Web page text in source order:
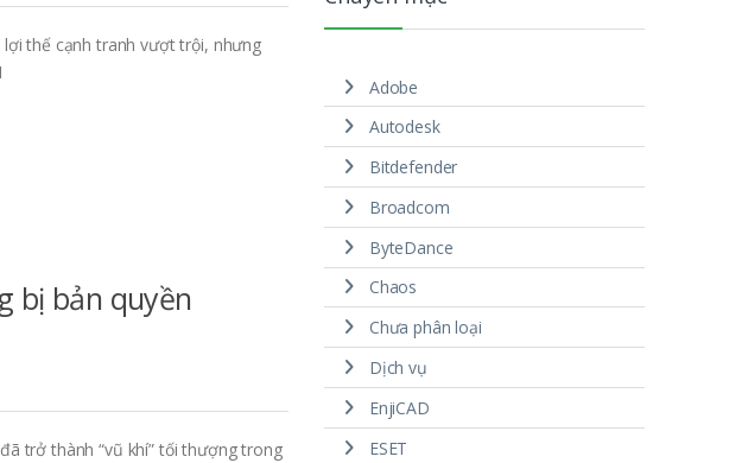
thế cạnh tranh vượt trội, nhưng
bị bản quyền
trở thành “vũ khí” tối thượng trong
Adobe
Autodesk
Bitdefender
Broadcom
ByteDance
Chaos
Chưa phân loại
Dịch vụ
EnjiCAD
ESET